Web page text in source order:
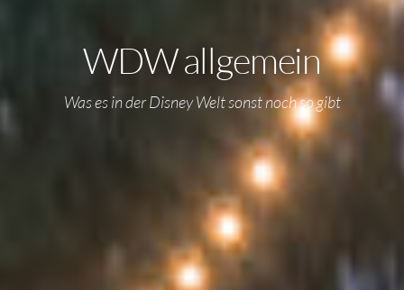
WDW allgemein
Was es in der Disney Welt sonst noch so gibt